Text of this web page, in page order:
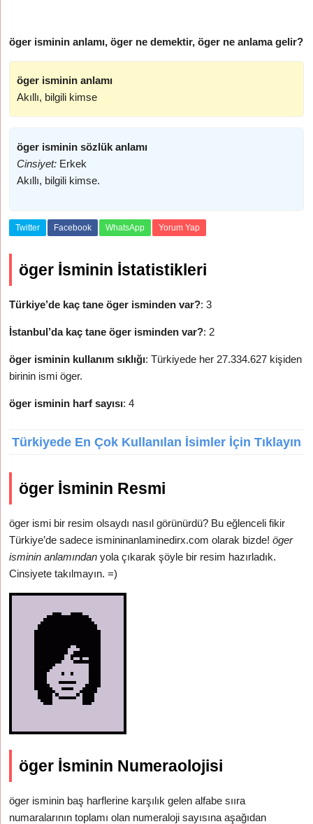
öger isminin anlamı, öger ne demektir, öger ne anlama gelir?
öger isminin anlamı
Akıllı, bilgili kimse
öger isminin sözlük anlamı
Cinsiyet: Erkek
Akıllı, bilgili kimse.
Twitter Facebook WhatsApp Yorum Yap
öger İsminin İstatistikleri
Türkiye’de kaç tane öger isminden var?: 3
İstanbul’da kaç tane öger isminden var?: 2
öger isminin kullanım sıklığı: Türkiyede her 27.334.627 kişiden
birinin ismi öger.
öger isminin harf sayısı: 4
Türkiyede En Çok Kullanılan İsimler İçin Tıklayın
öger İsminin Resmi
öger ismi bir resim olsaydı nasıl görünürdü? Bu eğlenceli fikir
Türkiye’de sadece ismininanlaminedirx.com olarak bizde!öger
isminin anlamından yola çıkarak şöyle bir resim hazırladık.
Cinsiyete takılmayın. =)
öger İsminin Numeraolojisi
öger isminin baş harflerine karşılık gelen alfabe sııra
numaralarının toplamı olan numeraloji sayısına aşağıdan